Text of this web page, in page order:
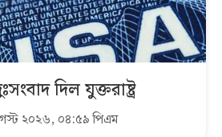
দিল যুক্তরাষ্ট্র
২০২৬, ০৪:৫৯ পিএম